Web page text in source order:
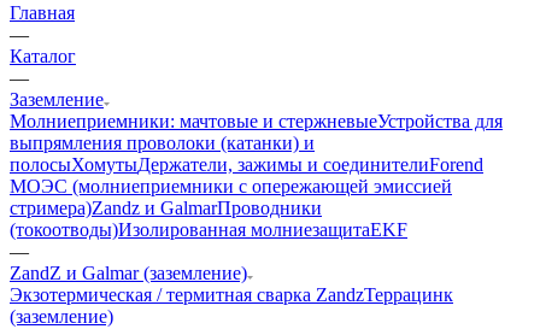
Главная
—
Каталог
—
Заземление
Молниеприемники: мачтовые и стержневыеУстройства для
выпрямления проволоки (катанки) и
полосыХомутыДержатели, зажимы и соединителиForend
МОЭС (молниеприемники с опережающей эмиссией
стримера)Zandz и GalmarПроводники
(токоотводы)Изолированная молниезащитаEKF
—
ZandZ и Galmar (заземление)
Экзотермическая / термитная сварка ZandzТеррацинк
(заземление)